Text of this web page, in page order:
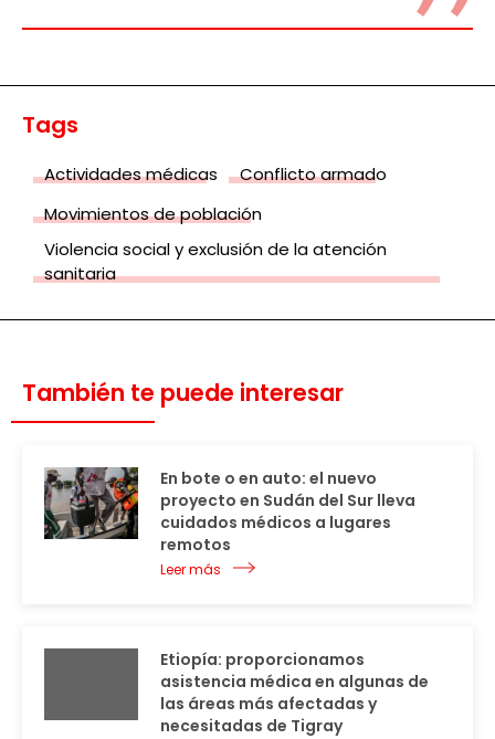
Tags
Actividades médicas
Conflicto armado
Movimientos de población
Violencia social y exclusión de la atención
sanitaria
También te puede interesar
En bote o en auto: el nuevo
proyecto en Sudán del Sur lleva
cuidados médicos a lugares
remotos
Leer más
Etiopía: proporcionamos
asistencia médica en algunas de
las áreas más afectadas y
necesitadas de Tigray